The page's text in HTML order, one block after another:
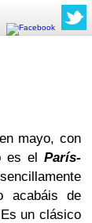
mayo, con
es elParís-
acabáis de
un clásico